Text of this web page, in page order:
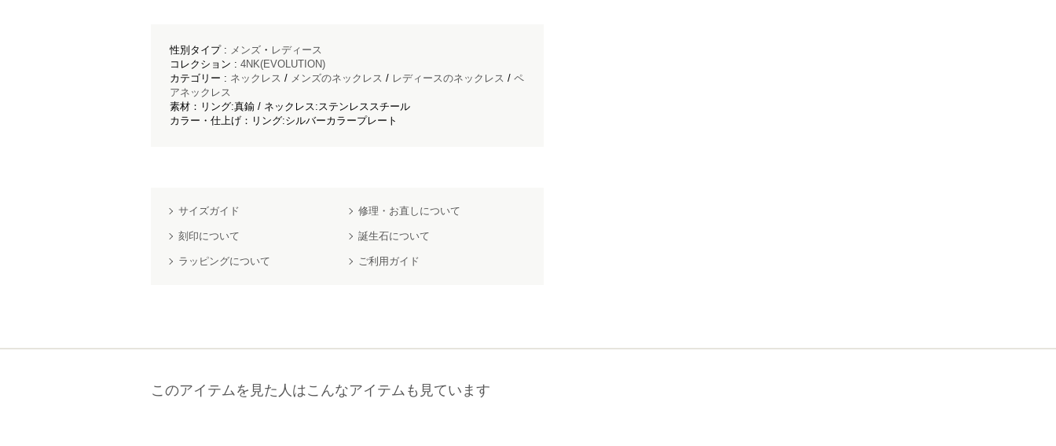
性別タイプ : メンズ ・ レディース
コレクション : 4NK(EVOLUTION)
カテゴリー : ネックレス / メンズのネックレス / レディースのネックレス / ペ
アネックレス
素材：リング:真鍮 / ネックレス:ステンレススチール
カラー・仕上げ：リング:シルバーカラープレート
サイズガイド 修理・お直しについて
刻印について 誕生石について
ラッピングについて ご利用ガイド
このアイテムを見た人はこんなアイテムも見ています